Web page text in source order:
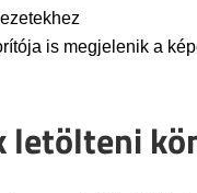
is megjelenik a
letölteni